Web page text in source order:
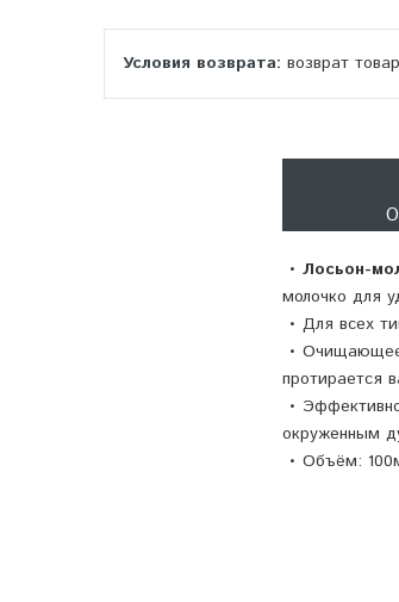
возврат
• Лосьон-
молочко для
• Для всех
•
протирается
•
окруженным
• Объём: